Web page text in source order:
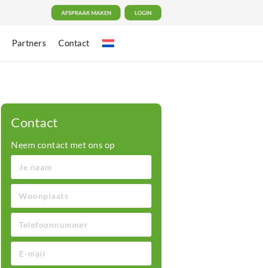
AFSPRAAK MAKEN LOGIN
Partners Contact
Contact
Neem contact met ons op